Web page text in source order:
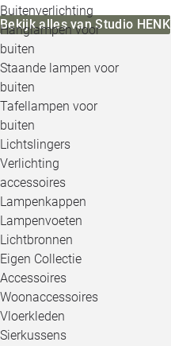
Buitenverlichting
Hanglampen voor
buiten
Staande lampen voor
buiten
Tafellampen voor
buiten
Lichtslingers
Verlichting
accessoires
Lampenkappen
Lampenvoeten
Lichtbronnen
Eigen Collectie
Accessoires
Woonaccessoires
Vloerkleden
Sierkussens
Bekijk alles van Studio HENK